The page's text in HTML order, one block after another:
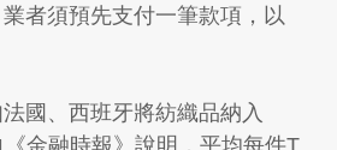
者須預先支付一筆款項，以
國、西班牙將紡織品納入
金融時報》說明，平均每件T